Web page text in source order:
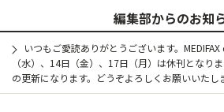
編集部からのお知
いつもご愛読ありがとうございます。
（水）、14日（金）、17日（月）は休刊となり
の更新になります。どうぞよろしくお願いいたし